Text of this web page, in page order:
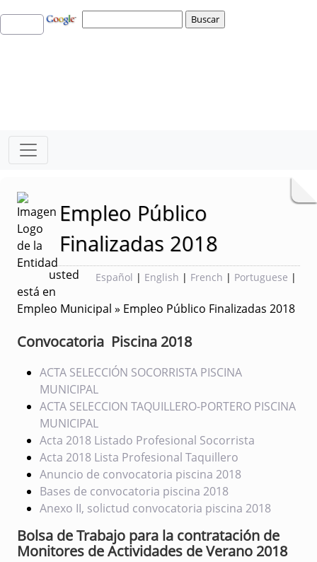
Empleo Público
Finalizadas 2018
Español | English | French | Portuguese |
usted
está en
Empleo Municipal » Empleo Público Finalizadas 2018
Convocatoria Piscina 2018
ACTA SELECCIÓN SOCORRISTA PISCINA
MUNICIPAL
ACTA SELECCION TAQUILLERO-PORTERO PISCINA
MUNICIPAL
Acta 2018 Listado Profesional Socorrista
Acta 2018 Lista Profesional Taquillero
Anuncio de convocatoria piscina 2018
Bases de convocatoria piscina 2018
Anexo II, solictud convocatoria piscina 2018
Bolsa de Trabajo para la contratación de
Monitores de Actividades de Verano 2018